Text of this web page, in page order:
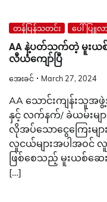
တန်ပြန်သတင်း ပေါ်ပြူလ
AA နဲ့ပတ်သက်တဲ့ မူးယစ်
လီယံကျော်ပြီ
အေးခင် March 27, 2024
AA သောင်းကျန်းသူအ
နှင့် လက်နက်/ ခဲယမ်းမ
လိုအပ်သောငွေကြေးမျ
လူငယ်များအပါအဝင်
ဖြစ်စေသည့် မူးယစ်ဆေ
[…]